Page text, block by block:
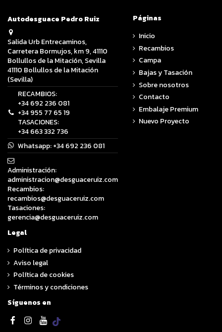
Autodesguace Pedro Ruiz
Salida Urb Entrecaminos,
Carretera Bormujos, km 9, 41110
Bollullos de la Mitación, Sevilla
41110 Bollullos de la Mitación
(Sevilla)
RECAMBIOS:
+34 692 236 081
+34 955 77 65 19
TASACIONES:
+34 663 332 736
Whatsapp:+34 692 236 081
Administración:
administracion@desguaceruiz.com
Recambios:
recambios@desguaceruiz.com
Tasaciones:
gerencia@desguaceruiz.com
Páginas
Inicio
Recambios
Campa
Bajas y Tasación
Sobre nosotros
Contacto
Embalaje Premium
Nuevo Proyecto
Legal
Política de privacidad
Aviso legal
Política de cookies
Términos y condiciones
Síguenos en